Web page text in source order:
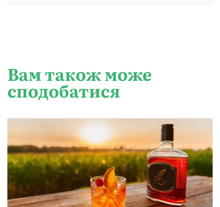
Вам також може
сподобатися